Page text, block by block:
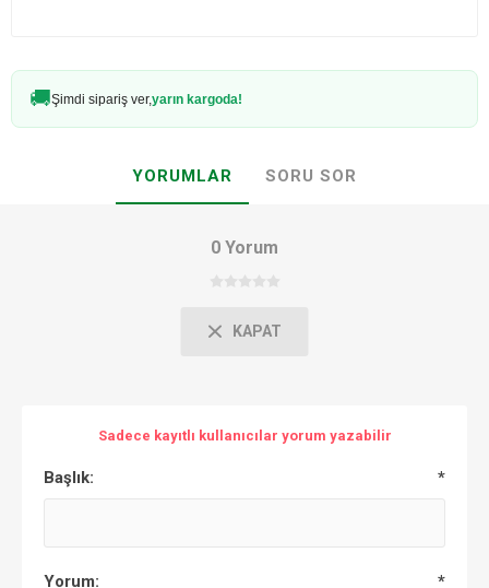
🚚Şimdi sipariş ver,yarın kargoda!
YORUMLAR SORU SOR
0 Yorum
KAPAT
Sadece kayıtlı kullanıcılar yorum yazabilir
Başlık: *
Yorum: *